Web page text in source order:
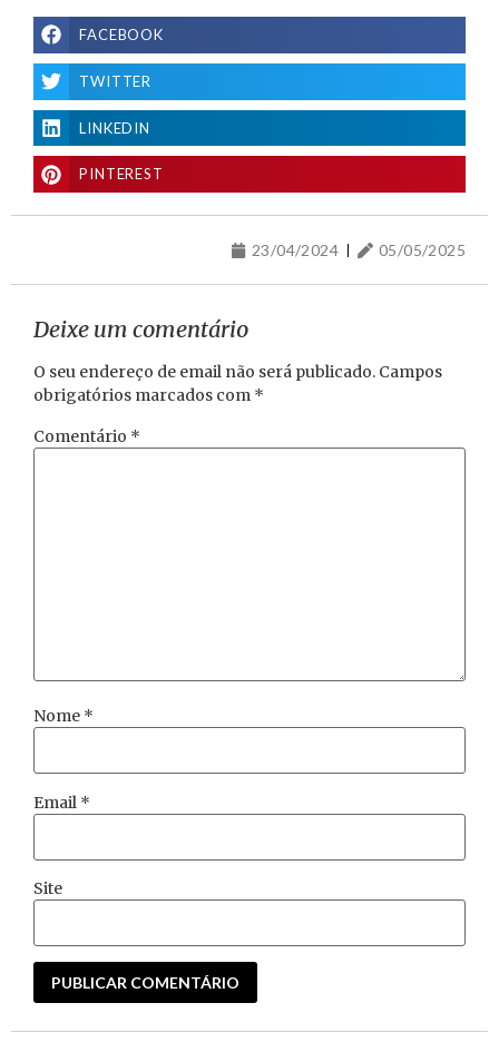
FACEBOOK
TWITTER
LINKEDIN
PINTEREST
23/04/2024 05/05/2025
Deixe um comentário
O seu endereço de email não será publicado. Campos
obrigatórios marcados com *
Comentário *
Nome *
Email *
Site